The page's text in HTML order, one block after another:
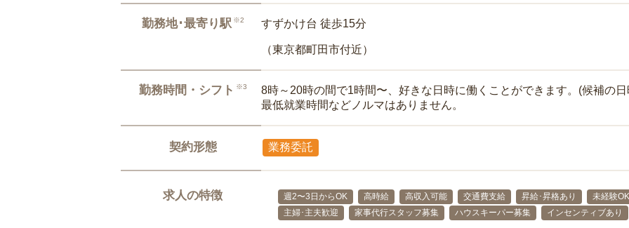
勤務地･最寄り駅 ※2 すずかけ台 徒歩15分
（東京都町田市付近）
勤務時間・シフト ※3
8時～20時の間で1時間〜、好きな日時に働くことができます。(候補の
最低就業時間などノルマはありません。
契約形態 業務委託
求人の特徴 週2〜3日からOK 高時給 高収入可能 交通費支給 昇給･昇格あり 未経験OK
主婦･主夫歓迎
家事代行スタッフ募集 ハウスキーパー募集 インセンティブあり